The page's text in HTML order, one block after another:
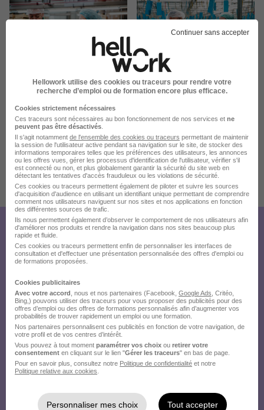
11 de plus
Publiée le 09/07/2026 - Réf : 3889778/29109778 ADC/37A
Créez votre compte Hellowork et
envoyez votre candidature !
Continuer sans accepter
Hellowork utilise des cookies ou traceurs pour rendre votre
recherche d’emploi ou de formation encore plus efficace.
Cookies strictement nécessaires
Ces traceurs sont nécessaires au bon fonctionnement de nos services et ne
peuvent pas être désactivés
Il s'agit notamment de l'ensemble des cookies ou traceurs permettant de maintenir
la session de l'utilisateur active pendant sa navigation sur le site, de stocker des
informations temporaires telles que les préférences des utilisateurs, les annonces
ou les offres vues, gérer les processus d'identification de l'utilisateur, vérifier s'il
est connecté ou non, et plus globalement garantir la sécurité du site web en
détectant les tentatives d'accès frauduleux ou les violations de sécurité.
Ces cookies ou traceurs permettent également de piloter et suivre les sources
d'acquisition d'audience en utilisant un identifiant unique permettant de comprendre
comment nos utilisateurs naviguent sur nos sites et nos applications en fonction
des différentes sources de trafic.
Ils nous permettent également d’observer le comportement de nos utilisateurs afin
d'améliorer nos produits et rendre la navigation dans nos sites beaucoup plus
rapide et fluide.
Ces cookies ou traceurs permettent enfin de personnaliser les interfaces de
consultation et d'effectuer une présentation personnalisée des offres d'emploi ou
de formations proposées.
Cookies publicitaires
Avec votre accord , nous et nos partenaires (Facebook, Google Ads , Critéo,
Bing,) pouvons utiliser des traceurs pour vous proposer des publicités pour des
offres d’emploi ou des offres de formations personnalisés afin d’augmenter vos
probabilités de trouver rapidement un emploi ou une formation.
Nos partenaires personnalisent ces publicités en fonction de votre navigation, de
votre profil et de vos centres d’intérêt.
Vous pouvez à tout moment paramétrer vos choix ou retirer votre
consentement en cliquant sur le lien "Gérer les traceurs" en bas de page.
Pour en savoir plus, consultez notre Politique de confidentialité et notre
Politique relative aux cookies
Personnaliser mes choix Tout accepter